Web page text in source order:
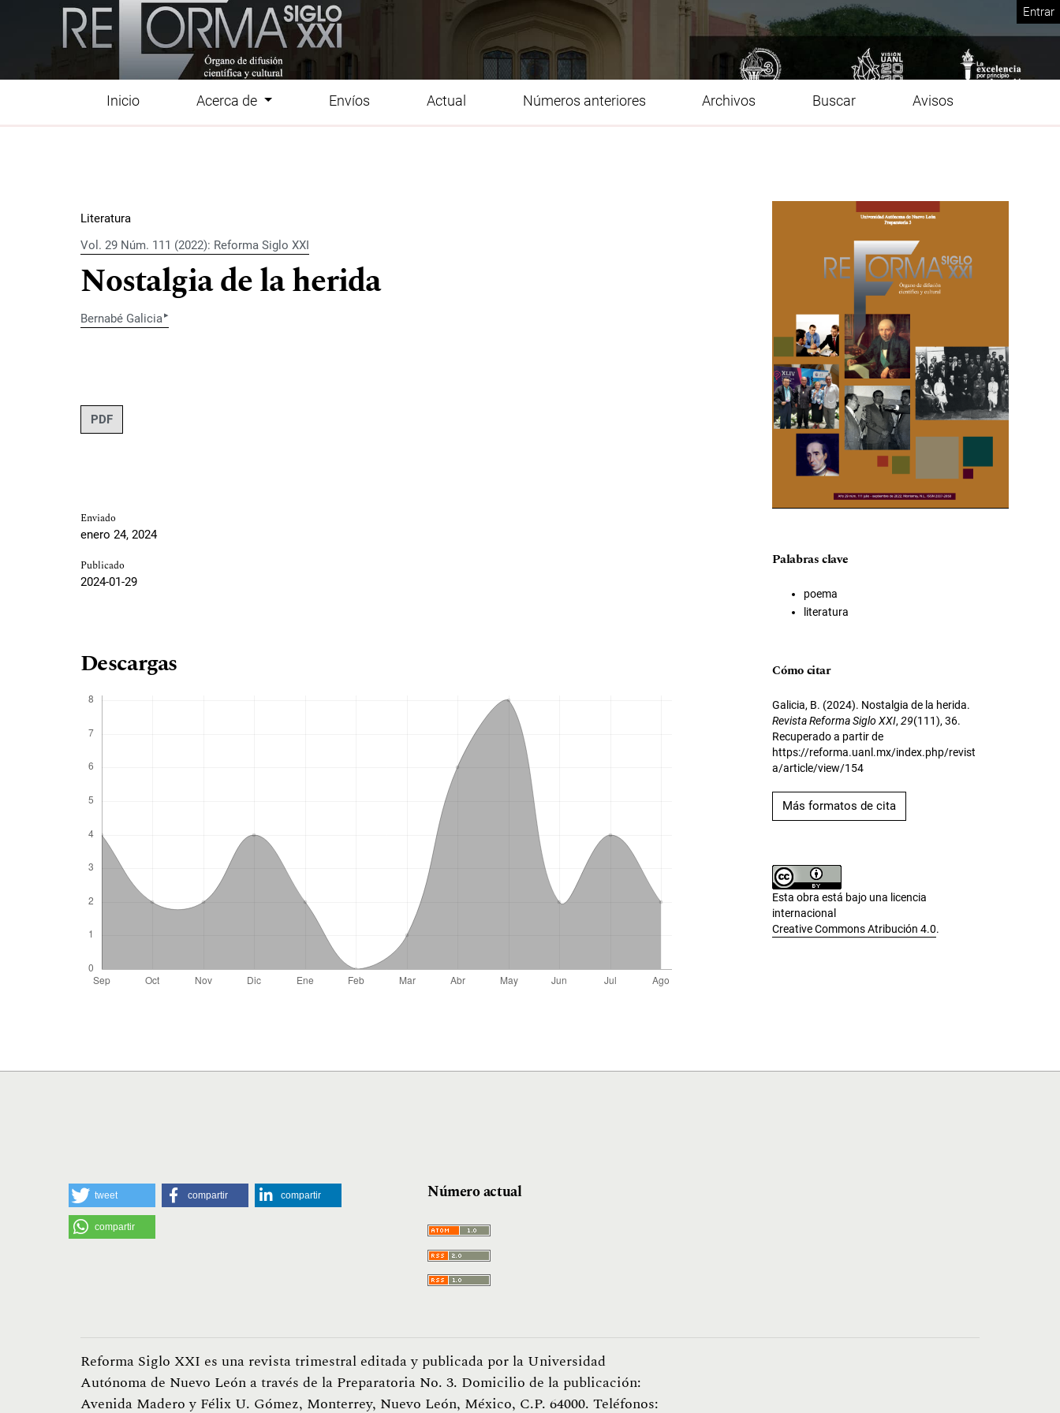
Ir al menú de navegación principal
Ir al contenido principal
Ir al pie de página del sitio Entrar
Menú principal
Inicio Acerca de Envíos Actual Números anteriores Archivos Buscar Avisos
Literatura
Vol. 29 Núm. 111 (2022): Reforma Siglo XXI
Nostalgia de la herida
Bernabé Galicia▸
PDF
Enviado
enero 24, 2024
Publicado
2024-01-29
Descargas
Imagen de portada
Palabras clave
poema
literatura
Cómo citar
Galicia, B. (2024). Nostalgia de la herida.
Revista Reforma Siglo XXI,29(111), 36.
Recuperado a partir de
https://reforma.uanl.mx/index.php/revist
a/article/view/154
Más formatos de cita
Esta obra está bajo una licencia
internacional
Creative Commons Atribución 4.0.
tweet compartir compartir
compartir
Número actual
Reforma Siglo XXI es una revista trimestral editada y publicada por la Universidad
Autónoma de Nuevo León a través de la Preparatoria No. 3. Domicilio de la publicación:
Avenida Madero y Félix U. Gómez, Monterrey, Nuevo León, México, C.P. 64000. Teléfonos: